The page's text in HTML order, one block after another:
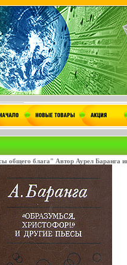
общего блага" Автор Аурел Баранга